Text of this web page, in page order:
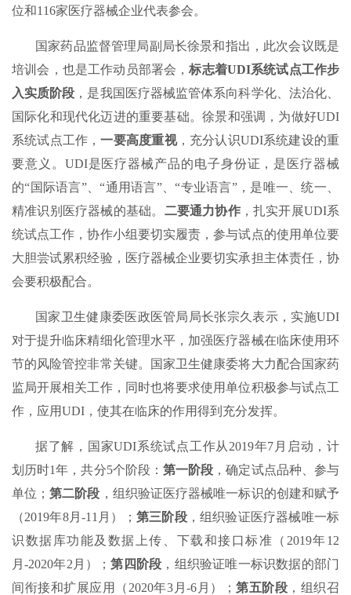
位和116家医疗器械企业代表参会。
国家药品监督管理局副局长徐景和指出，此次会议既是
培训会，也是工作动员部署会，标志着UDI系统试点工作步
入实质阶段 ，是我国医疗器械监管体系向科学化、法治化、
国际化和现代化迈进的重要基础。徐景和强调，为做好UDI
系统试点工作，一要高度重视，充分认识UDI系统建设的重
要意义。UDI是医疗器械产品的电子身份证，是医疗器械
的“国际语言”、“通用语言”、“专业语言”，是唯一、统一、
精准识别医疗器械的基础。 二要通力协作，扎实开展UDI系
统试点工作，协作小组要切实履责，参与试点的使用单位要
大胆尝试累积经验，医疗器械企业要切实承担主体责任，协
会要积极配合。
国家卫生健康委医政医管局局长张宗久表示，实施UDI
对于提升临床精细化管理水平，加强医疗器械在临床使用环
节的风险管控非常关键。国家卫生健康委将大力配合国家药
监局开展相关工作，同时也将要求使用单位积极参与试点工
作，应用UDI，使其在临床的作用得到充分发挥。
据了解，国家UDI系统试点工作从2019年7月启动，计
划历时1年，共分5个阶段： 第一阶段 ，确定试点品种、参与
单位；第二阶段 ，组织验证医疗器械唯一标识的创建和赋予
（2019年8月-11月）； 第三阶段，组织验证医疗器械唯一标
识数据库功能及数据上传、下载和接口标准（2019年12
月-2020年2月）；第四阶段 ，组织验证唯一标识数据的部门
间衔接和扩展应用（2020年3月-6月）； 第五阶段 ，组织召